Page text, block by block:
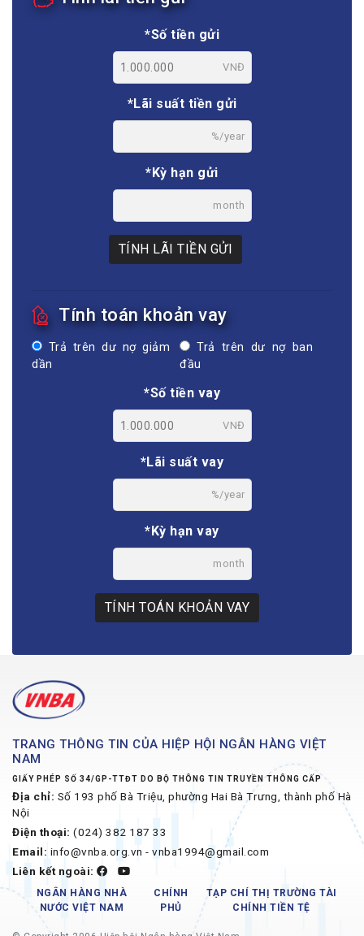
*Số tiền gửi
VNĐ
*Lãi suất tiền gửi
%/year
*Kỳ hạn gửi
month
TÍNH LÃI TIỀN GỬI
Tính toán khoản vay
Trả trên dư nợ giảm
dần
Trả trên dư nợ ban
đầu
*Số tiền vay
VNĐ
*Lãi suất vay
%/year
*Kỳ hạn vay
month
TÍNH TOÁN KHOẢN VAY
TRANG THÔNG TIN CỦA HIỆP HỘI NGÂN HÀNG VIỆT
NAM
GIẤY PHÉP SỐ 34/GP-TTĐT DO BỘ THÔNG TIN TRUYỀN THÔNG CẤP
Địa chỉ: Số 193 phố Bà Triệu, phường Hai Bà Trưng, thành phố Hà
Nội
Điện thoại: (024) 382 187 33
Email: info@vnba.org.vn - vnba1994@gmail.com
Liên kết ngoài:
NGÂN HÀNG NHÀ
NƯỚC VIỆT NAM
CHÍNH
PHỦ
TẠP CHÍ THỊ TRƯỜNG TÀI
CHÍNH TIỀN TỆ